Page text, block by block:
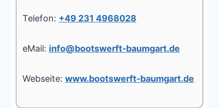
Telefon: +49 231 4968028
eMail: info@bootswerft-baumgart.de
Webseite: www.bootswerft-baumgart.de